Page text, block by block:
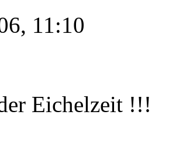
11:10
Eichelzeit !!!